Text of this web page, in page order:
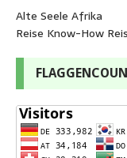
Alte Seele Afrika
Reise Know-How